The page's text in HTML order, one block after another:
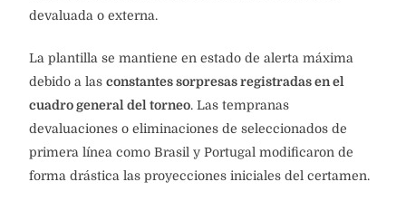
devaluada o externa.
La plantilla se mantiene en estado de alerta máxima
debido a las constantes sorpresas registradas en el
cuadro general del torneo. Las tempranas
devaluaciones o eliminaciones de seleccionados de
primera línea como Brasil y Portugal modificaron de
forma drástica las proyecciones iniciales del certamen.